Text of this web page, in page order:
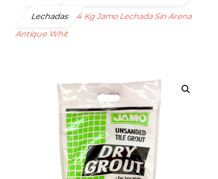
Lechadas
4 Kg Jamo Lechada Sin Arena
Antique Whit